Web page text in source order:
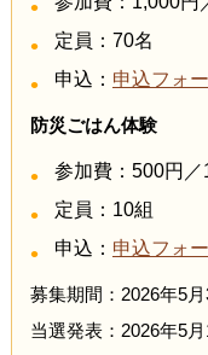
定員：70名
申込： 申込フォ
防災ごはん体験
参加費：500円／
定員：10組
申込： 申込フォ
募集期間：2026年5
当選発表：2026年5月